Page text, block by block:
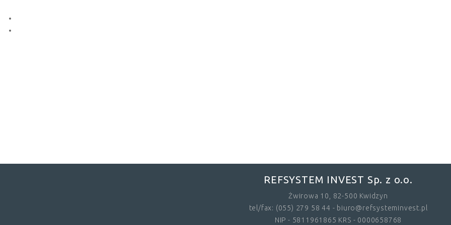
REFSYSTEM INVEST Sp. z o.o.
Żwirowa 10, 82-500 Kwidzyn
tel/fax: (055) 279 58 44 - biuro@refsysteminvest.pl
NIP - 5811961865 KRS - 0000658768